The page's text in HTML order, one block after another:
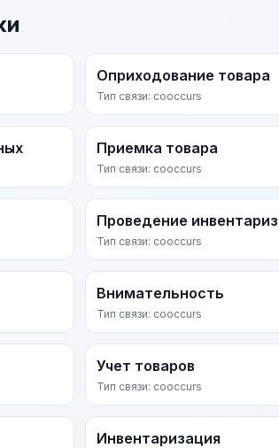
Оприходование товара
Тип связи: cooccurs
Приемка товара
Тип связи: cooccurs
Проведение
Тип связи: cooccurs
Внимательность
Тип связи: cooccurs
Учет товаров
Тип связи: cooccurs
Инвентаризация